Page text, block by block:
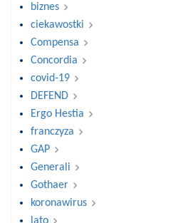
biznes
ciekawostki
Compensa
Concordia
covid-19
DEFEND
Ergo Hestia
franczyza
GAP
Generali
Gothaer
koronawirus
lato